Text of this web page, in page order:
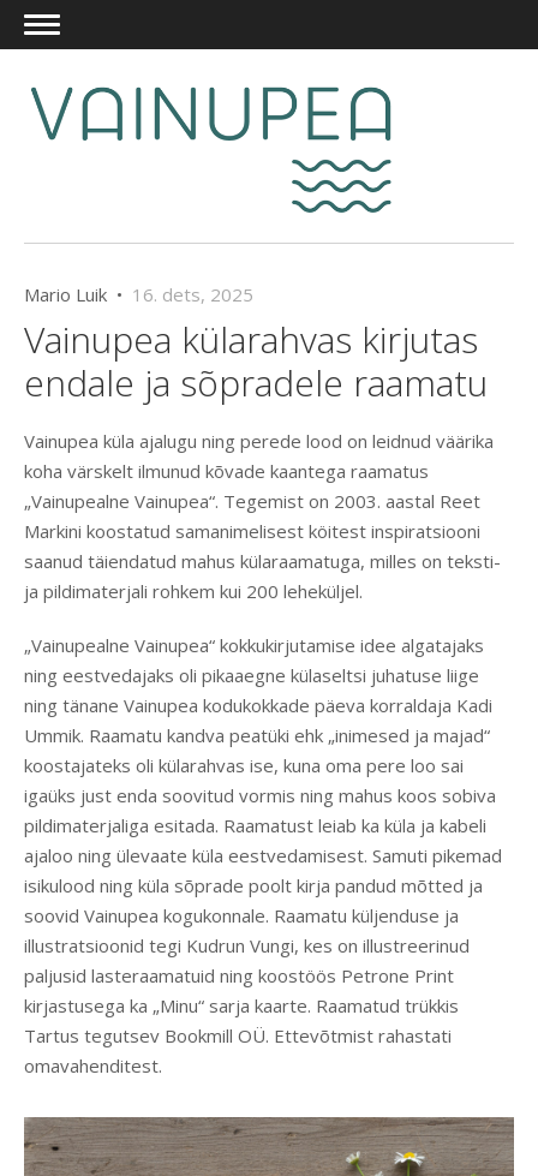
Mario Luik • 16. dets, 2025
Vainupea külarahvas kirjutas
endale ja sõpradele raamatu
Vainupea küla ajalugu ning perede lood on leidnud väärika
koha värskelt ilmunud kõvade kaantega raamatus
„Vainupealne Vainupea“. Tegemist on 2003. aastal Reet
Markini koostatud samanimelisest köitest inspiratsiooni
saanud täiendatud mahus külaraamatuga, milles on teksti-
ja pildimaterjali rohkem kui 200 leheküljel.
„Vainupealne Vainupea“ kokkukirjutamise idee algatajaks
ning eestvedajaks oli pikaaegne külaseltsi juhatuse liige
ning tänane Vainupea kodukokkade päeva korraldaja Kadi
Ummik. Raamatu kandva peatüki ehk „inimesed ja majad“
koostajateks oli külarahvas ise, kuna oma pere loo sai
igaüks just enda soovitud vormis ning mahus koos sobiva
pildimaterjaliga esitada. Raamatust leiab ka küla ja kabeli
ajaloo ning ülevaate küla eestvedamisest. Samuti pikemad
isikulood ning küla sõprade poolt kirja pandud mõtted ja
soovid Vainupea kogukonnale. Raamatu küljenduse ja
illustratsioonid tegi Kudrun Vungi, kes on illustreerinud
paljusid lasteraamatuid ning koostöös Petrone Print
kirjastusega ka „Minu“ sarja kaarte. Raamatud trükkis
Tartus tegutsev Bookmill OÜ. Ettevõtmist rahastati
omavahenditest.